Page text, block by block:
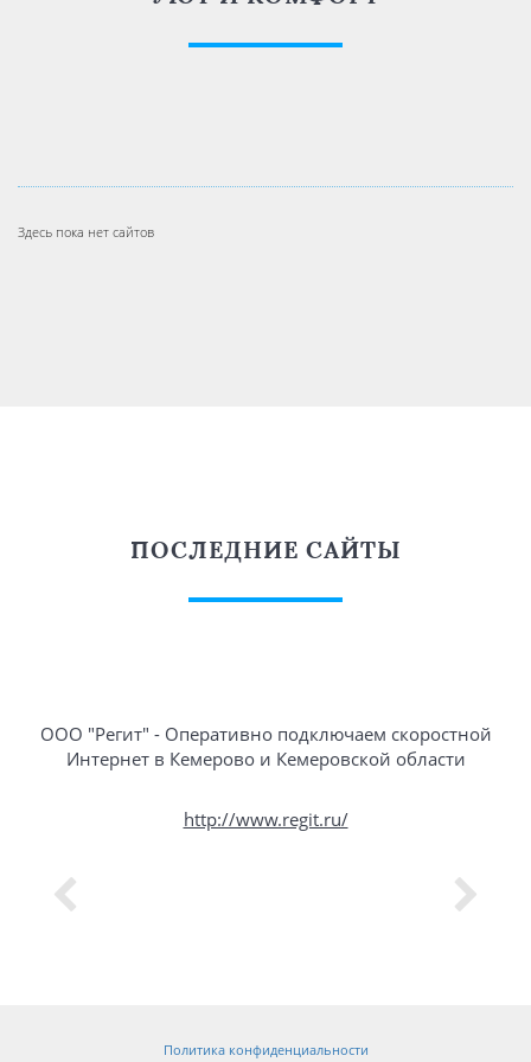
Здесь пока нет сайтов
ПОСЛЕДНИЕ САЙТЫ
ООО "Регит" - Оперативно подключаем скоростной
Интернет в Кемерово и Кемеровской области
http://www.regit.ru/
Политика конфиденциальности